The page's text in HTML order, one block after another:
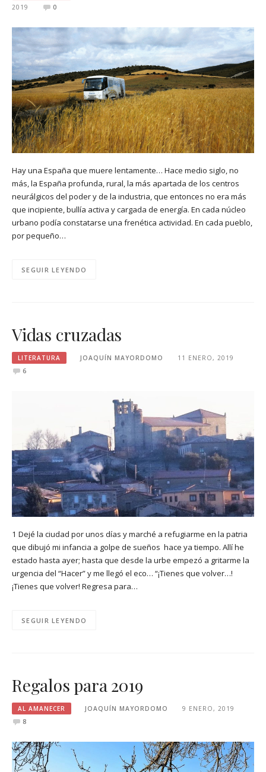
2019
0
Hay una España que muere lentamente… Hace medio siglo, no
más, la España profunda, rural, la más apartada de los centros
neurálgicos del poder y de la industria, que entonces no era más
que incipiente, bullía activa y cargada de energía. En cada núcleo
urbano podía constatarse una frenética actividad. En cada pueblo,
por pequeño…
SEGUIR LEYENDO
Vidas cruzadas
LITERATURA JOAQUÍN MAYORDOMO
11 ENERO, 2019
6
1 Dejé la ciudad por unos días y marché a refugiarme en la patria
que dibujó mi infancia a golpe de sueños hace ya tiempo. Allí he
estado hasta ayer; hasta que desde la urbe empezó a gritarme la
urgencia del “Hacer” y me llegó el eco… “¡Tienes que volver…!
¡Tienes que volver! Regresa para…
SEGUIR LEYENDO
Regalos para 2019
AL AMANECER JOAQUÍN MAYORDOMO
9 ENERO, 2019
8